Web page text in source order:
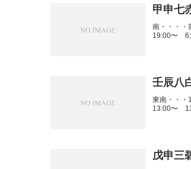
甲申七
南・・
19:00〜
壬辰八
東南・
13:00〜
戊申三